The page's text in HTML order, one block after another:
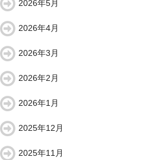
2026年5月
2026年4月
2026年3月
2026年2月
2026年1月
2025年12月
2025年11月